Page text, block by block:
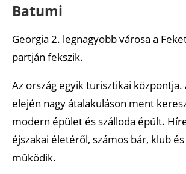
Batumi
Georgia 2. legnagyobb városa a
partján fekszik.
Az ország egyik turisztikai központja.
elején nagy átalakuláson ment
modern épület és szálloda épült.
éjszakai életéről, számos bár, klub
működik.